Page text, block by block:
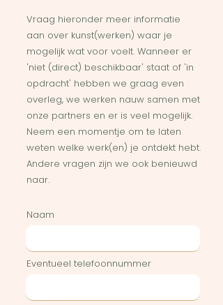
Vraag hieronder meer informatie
aan over kunst(werken) waar je
mogelijk wat voor voelt. Wanneer er
'niet (direct) beschikbaar' staat of 'in
opdracht' hebben we graag even
overleg, we werken nauw samen met
onze partners en er is veel mogelijk.
Neem een momentje om te laten
weten welke werk(en) je ontdekt hebt.
Andere vragen zijn we ook benieuwd
naar.
Naam
Eventueel telefoonnummer